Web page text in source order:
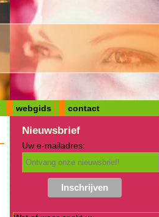
webgids contact
Nieuwsbrief
Uw e-mailadres: